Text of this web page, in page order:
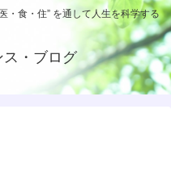
食・住” を通して人生を科学する
ス・ブログ